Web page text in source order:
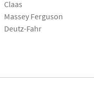
Claas
Massey Ferguson
Deutz-Fahr